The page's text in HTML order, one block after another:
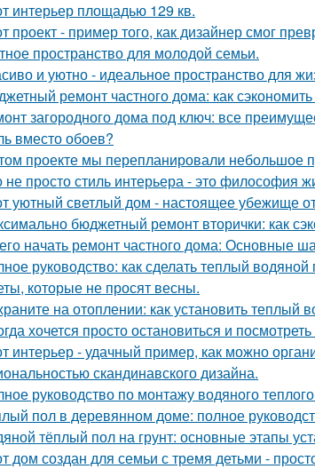
интерьер площадью 129 кв.
проект - пример того, как дизайнер смог
пространство для молодой семьи.
и уютно - идеальное пространство для
ремонт частного дома: как
загородного дома под ключ: все
вместо обоев?
проекте мы перепланировали небольшое
не просто стиль интерьера - это философия
уютный светлый дом - настоящее убежище
бюджетный ремонт вторички: как
начать ремонт частного дома: Основные
руководство: как сделать теплый
которые не просят весны.
на отоплении: как установить теплый
хочется просто остановиться и
интерьер - удачный пример, как можно
скандинавского дизайна.
руководство по монтажу водяного
пол в деревянном доме: полное
тёплый пол на грунт: основные этапы
дом создан для семьи с тремя детьми -